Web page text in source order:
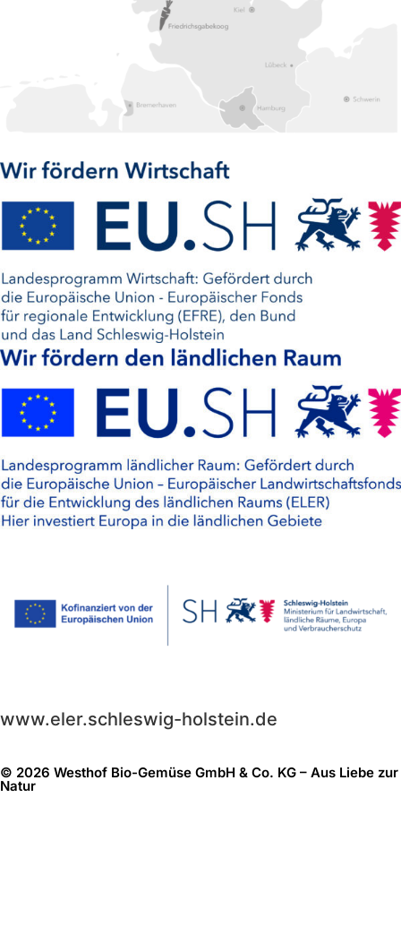
www.eler.schleswig-holstein.de
© 2026 Westhof Bio-Gemüse GmbH & Co. KG – Aus Liebe zur
Natur